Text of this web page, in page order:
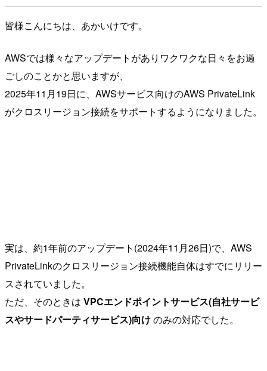
皆様こんにちは、あかいけです。
AWSでは様々なアップデートがありワクワクな日々をお過
ごしのことかと思いますが、
2025年11月19日に、AWSサービス向けのAWS PrivateLink
がクロスリージョン接続をサポートするようになりました。
実は、約1年前のアップデート(2024年11月26日)で、AWS
PrivateLinkのクロスリージョン接続機能自体はすでにリリー
スされていました。
ただ、そのときは VPCエンドポイントサービス(自社サービ
スやサードパーティサービス)向けのみの対応でした。